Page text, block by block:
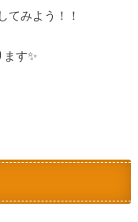
てみよう！！
す✨